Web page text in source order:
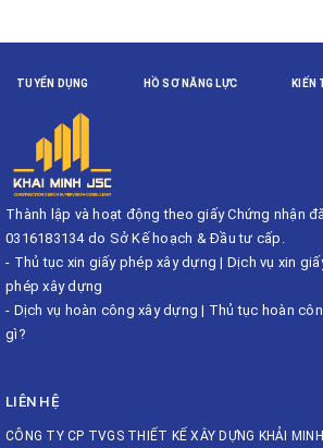
TUYỂN DỤNG HỒ SƠ NĂNG LỰC KIẾN
Thành lập và hoạt động theo giấy Chứng nhận
0316183134 do Sở Kế hoạch & Đầu tư cấp.
- Thủ tục xin giấy phép xây dựng | Dịch vụ xin
phép xây dựng
- Dịch vụ hoàn công xây dựng | Thủ tục hoàn
gì?
LIÊN HỆ
CÔNG TY CP TVGS THIẾT KẾ XÂY DỰNG KHẢI MINH